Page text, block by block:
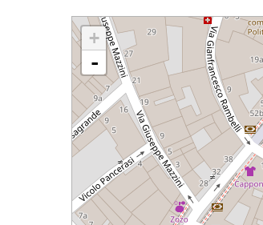
+
-